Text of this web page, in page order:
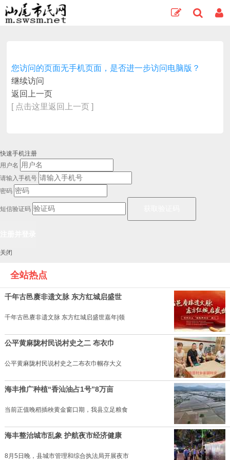
您访问的页面无手机页面，是否进一步访问电脑版？
继续访问
返回上一页
[ 点击这里返回上一页 ]
快速手机注册
用户名
请输入手机号
密码
短信验证码
关闭
全站热点
千年古邑赓非遗文脉 东方红城启盛世
千年古邑赓非遗文脉 东方红城启盛世嘉年|领
公平黄麻陇村民说村史之二 布衣巾
公平黄麻陇村民说村史之二布衣巾帼存大义
海丰推广种植“香汕油占1号”8万亩
当前正值晚稻插秧黄金窗口期，我县立足粮食
海丰整治城市乱象 护航夜市经济健康
8月5日晚，县城市管理和综合执法局开展夜市